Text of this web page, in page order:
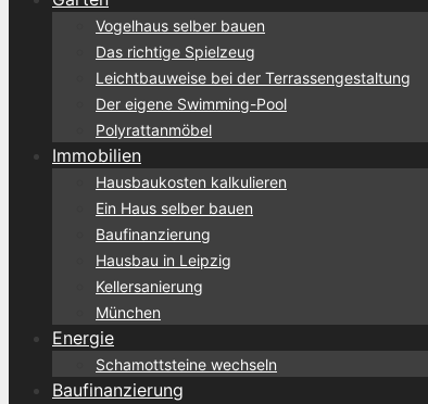
Vogelhaus selber bauen
Das richtige Spielzeug
Leichtbauweise bei der Terrassengestaltung
Der eigene Swimming-Pool
Polyrattanmöbel
Immobilien
Hausbaukosten kalkulieren
Ein Haus selber bauen
Baufinanzierung
Hausbau in Leipzig
Kellersanierung
München
Energie
Schamottsteine wechseln
Baufinanzierung